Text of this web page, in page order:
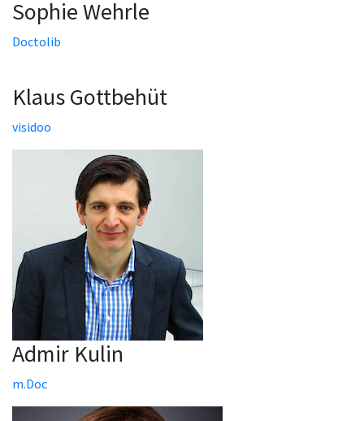
Sophie Wehrle
Doctolib
Klaus Gottbehüt
visidoo
Admir Kulin
m.Doc